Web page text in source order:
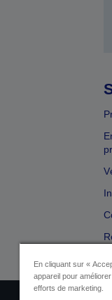
En cliquant sur «
appareil pour
efforts de marketing.